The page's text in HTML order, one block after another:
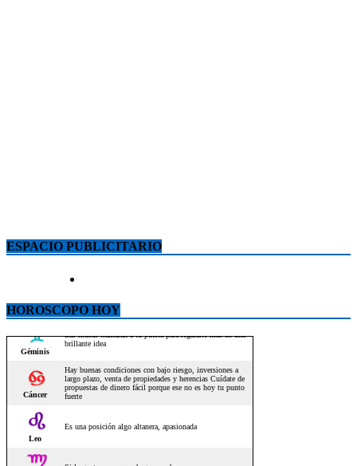
ESPACIO PUBLICITARIO
HOROSCOPO HOY